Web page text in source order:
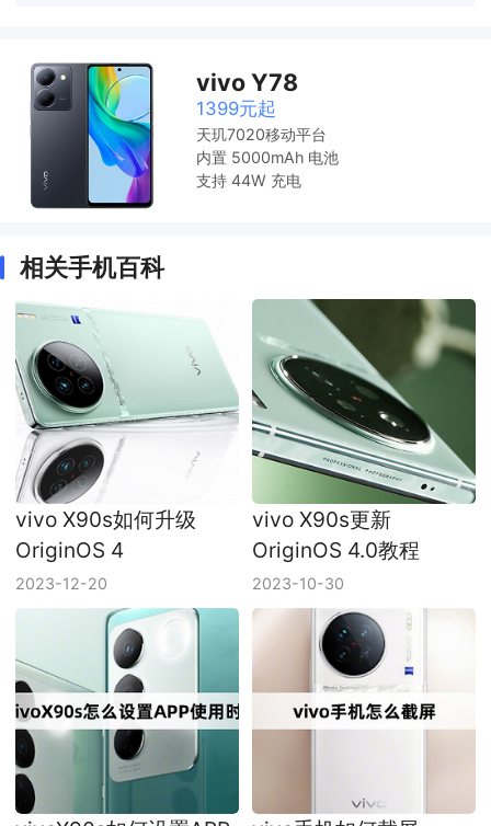
vivo Y78
1399元起
天玑7020移动平台
内置 5000mAh 电池
支持 44W 充电
相关手机百科
vivo X90s如何升级
OriginOS 4
2023-12-20
vivo X90s更新
OriginOS 4.0教程
2023-10-30